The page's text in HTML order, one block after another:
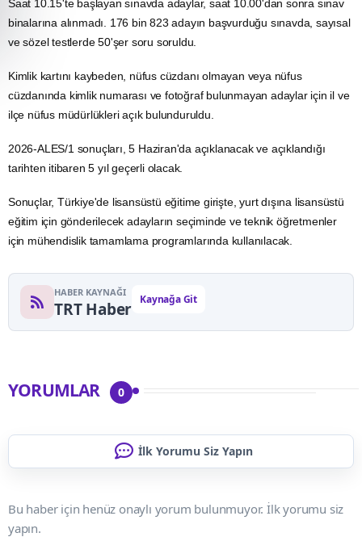
Saat 10.15'te başlayan sınavda adaylar, saat 10.00'dan sonra sınav
binalarına alınmadı. 176 bin 823 adayın başvurduğu sınavda, sayısal
ve sözel testlerde 50'şer soru soruldu.
Kimlikkartını kaybeden, nüfus cüzdanı olmayan veya nüfus
cüzdanında kimlik numarası ve fotoğraf bulunmayan adaylar için il ve
ilçe nüfus müdürlükleri açık bulunduruldu.
2026-ALES/1 sonuçları, 5 Haziran'da açıklanacak ve açıklandığı
tarihten itibaren 5 yıl geçerli olacak.
Sonuçlar, Türkiye'de lisansüstü eğitime girişte, yurt dışına lisansüstü
eğitim için gönderilecek adayların seçiminde ve teknik öğretmenler
için mühendislik tamamlama programlarında kullanılacak.
HABER KAYNAĞI
TRT Haber Kaynağa Git
YORUMLAR 0
İlk Yorumu Siz Yapın
Bu haber için henüz onaylı yorum bulunmuyor. İlk yorumu siz
yapın.